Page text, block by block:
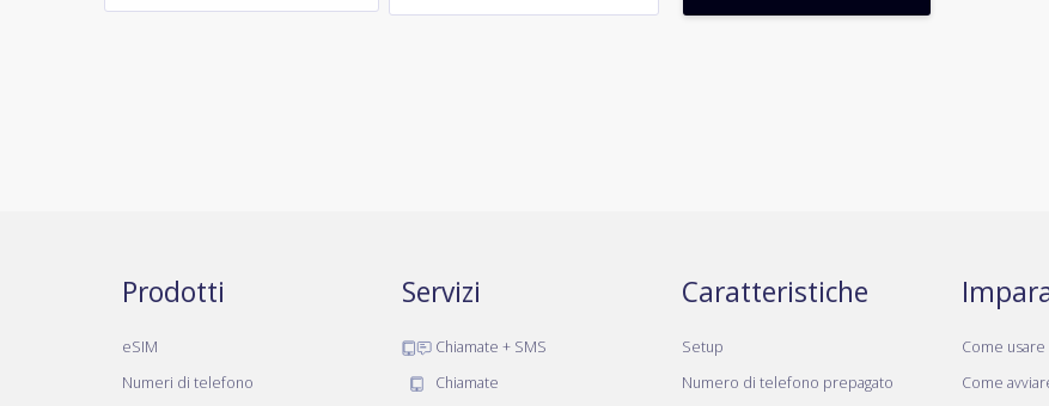
Prodotti
eSIM
Numeri di telefono
Servizi
Chiamate + SMS
Chiamate
Caratteristiche
Setup
Numero di telefono prepagato
Come usare
Come